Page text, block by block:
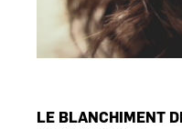
LE BLANCHIMENT